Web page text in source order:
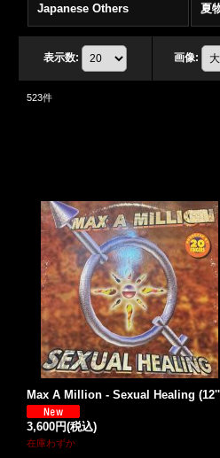
Japanese Others 夏
表示数: 画像:
523件
Max A Million - Sexual Healing
3,600円(税込)
在庫わずか